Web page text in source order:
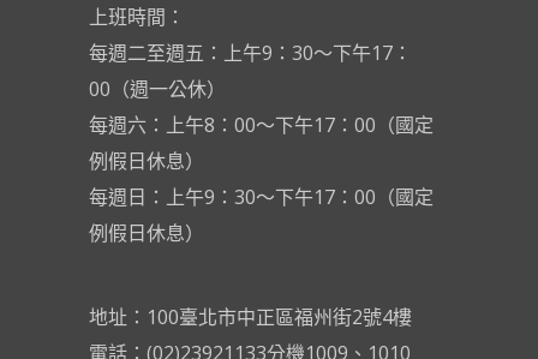
上班時間：
每週二至週五：上午9：30～下午17：
00（週一公休）
每週六：上午8：00～下午17：00（國定
例假日休息）
每週日：上午9：30～下午17：00（國定
例假日休息）
地址：100臺北市中正區福州街2號4樓
電話：(02)23921133分機1009、1010